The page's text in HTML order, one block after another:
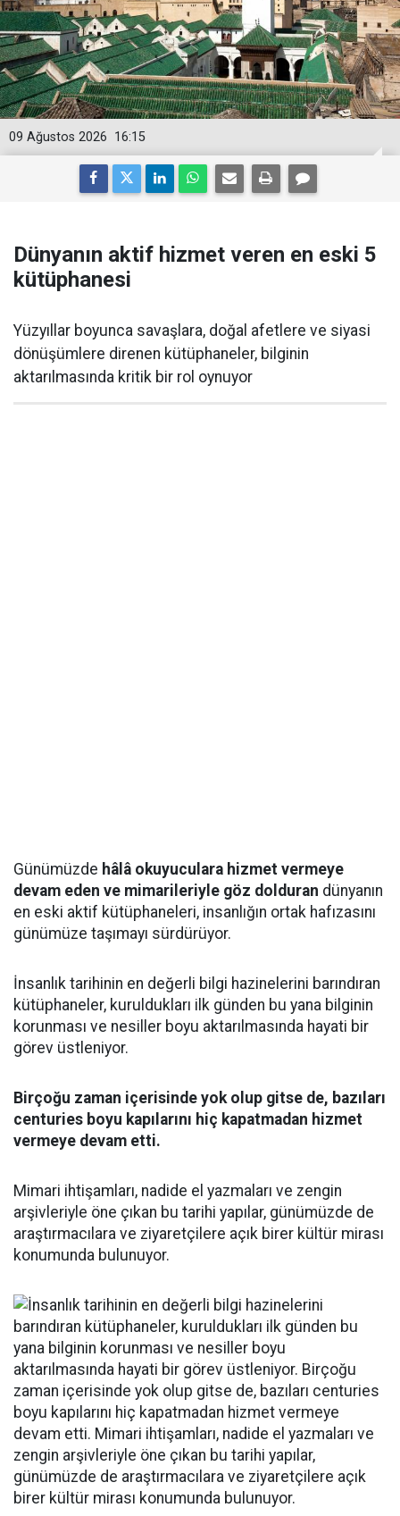
16:15
09 Ağustos 2026
Dünyanın aktif hizmet veren en eski 5
kütüphanesi
Yüzyıllar boyunca savaşlara, doğal afetlere ve siyasi
dönüşümlere direnen kütüphaneler, bilginin
aktarılmasında kritik bir rol oynuyor
Günümüzde hâlâ okuyuculara hizmet vermeye
devam eden ve mimarileriyle göz dolduran dünyanın
en eski aktif kütüphaneleri, insanlığın ortak hafızasını
günümüze taşımayı sürdürüyor.
İnsanlık tarihinin en değerli bilgi hazinelerini barındıran
kütüphaneler, kuruldukları ilk günden bu yana bilginin
korunması ve nesiller boyu aktarılmasında hayati bir
görev üstleniyor.
Birçoğu zaman içerisinde yok olup gitse de, bazıları
centuries boyu kapılarını hiç kapatmadan hizmet
vermeye devam etti.
Mimari ihtişamları, nadide el yazmaları ve zengin
arşivleriyle öne çıkan bu tarihi yapılar, günümüzde de
araştırmacılara ve ziyaretçilere açık birer kültür mirası
konumunda bulunuyor.